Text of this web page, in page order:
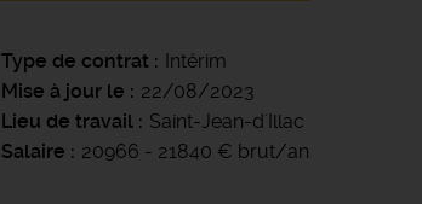
Type de contrat
Intérim
Mise à jour le
22/08/2023
Lieu de travail
Saint-Jean-d'Illac
Salaire
20966 - 21840 € brut/an